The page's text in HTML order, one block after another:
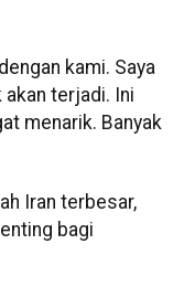
kami. Saya
akan terjadi. Ini
menarik. Banyak
Iran terbesar,
bagi